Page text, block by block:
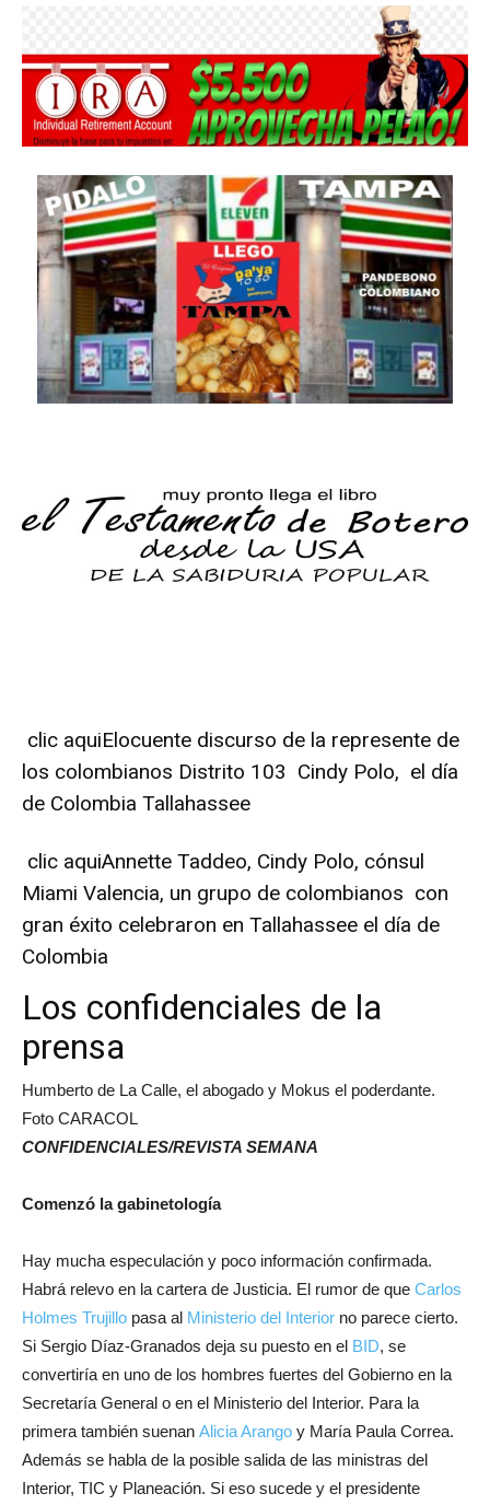
clic aquiElocuente discurso de la represente de
los colombianos Distrito 103 Cindy Polo, el día
de Colombia Tallahassee
clic aquiAnnette Taddeo, Cindy Polo, cónsul
Miami Valencia, un grupo de colombianos con
gran éxito celebraron en Tallahassee el día de
Colombia
Los confidenciales de la
prensa
Humberto de La Calle, el abogado y Mokus el poderdante.
Foto CARACOL
CONFIDENCIALES/REVISTA SEMANA
Comenzó la gabinetología
Hay mucha especulación y poco información confirmada.
Habrá relevo en la cartera de Justicia. El rumor de que Carlos
Holmes Trujillo pasa al Ministerio del Interior no parece cierto.
Si Sergio Díaz-Granados deja su puesto en el BID, se
convertiría en uno de los hombres fuertes del Gobierno en la
Secretaría General o en el Ministerio del Interior. Para la
primera también suenan Alicia Arango y María Paula Correa.
Además se habla de la posible salida de las ministras del
Interior, TIC y Planeación. Si eso sucede y el presidente